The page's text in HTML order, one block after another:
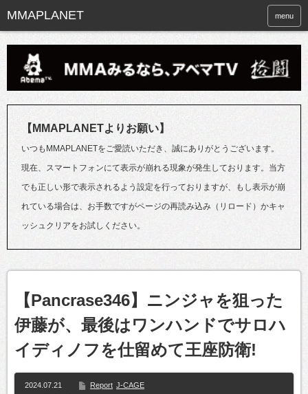
menu
【MMAPLANETよりお願い】
いつもMMAPLANETをご愛読いただき、誠にありがとうございます。
現在、スマートフォンにて表示が崩れる現象が発生しております。当方
でも正しい形で表示されるよう設定を行っておりますが、もし表示が崩
れている場合は、お手数ですがページの再読み込み（リロード）かキャ
ッシュクリアをお試しください。
【Pancrase346】ニンジャを狙った
伊藤が、最後はワンハンドでサロハ
イディノフを仕留めて王座防衛!
2024.07.21 Report J-CAGE